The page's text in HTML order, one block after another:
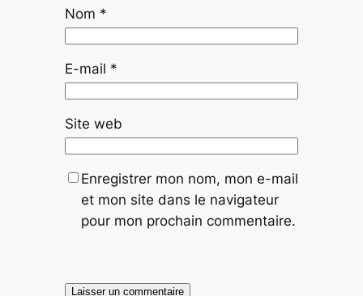
Nom *
E-mail *
Site web
Enregistrer mon nom, mon e-mail
et mon site dans le navigateur
pour mon prochain commentaire.